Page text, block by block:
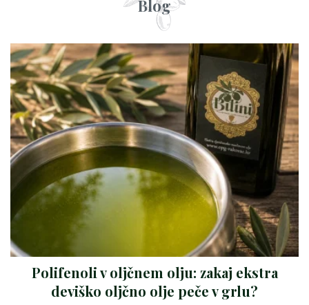
Blog
Polifenoli v oljčnem olju: zakaj ekstra
deviško oljčno olje peče v grlu?